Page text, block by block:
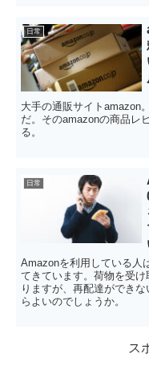
日常
大手の通販サイトamazon
だ。そのamazonの商品レ
る。
日常
Amazonを利用している人
てきています。荷物を受
りますが、再配達ができ
らよいのでしょうか。
ス